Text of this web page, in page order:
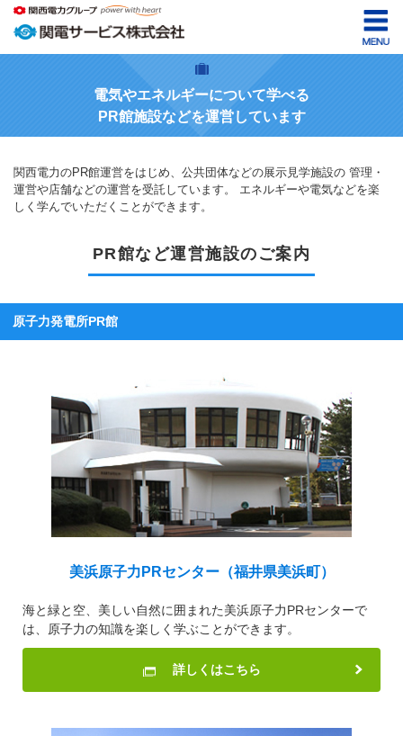
電気やエネルギーについて学べる
PR館施設などを運営しています
関西電力のPR館運営をはじめ、公共団体などの展示見学施設の 管理・
運営や店舗などの運営を受託しています。 エネルギーや電気などを楽
しく学んでいただくことができます。
PR館など運営施設のご案内
原子力発電所PR館
美浜原子力PRセンター（福井県美浜町）
海と緑と空、美しい自然に囲まれた美浜原子力PRセンターで
は、原子力の知識を楽しく学ぶことができます。
詳しくはこちら